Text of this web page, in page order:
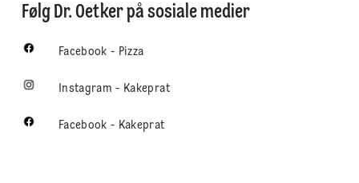
Følg Dr. Oetker på sosiale medier
Facebook - Pizza
Instagram - Kakeprat
Facebook - Kakeprat